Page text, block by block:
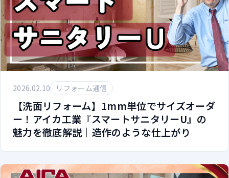
2026.02.10 リフォーム通信
【洗面リフォーム】1mm単位でサイズオーダ
ー！アイカ工業『スマートサニタリーU』の
魅力を徹底解説｜造作のような仕上がり